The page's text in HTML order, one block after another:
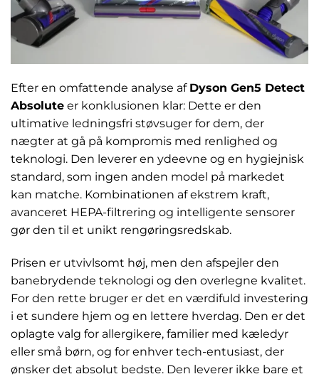
Efter en omfattende analyse af Dyson Gen5 Detect
Absolute er konklusionen klar: Dette er den
ultimative ledningsfri støvsuger for dem, der
nægter at gå på kompromis med renlighed og
teknologi. Den leverer en ydeevne og en hygiejnisk
standard, som ingen anden model på markedet
kan matche. Kombinationen af ekstrem kraft,
avanceret HEPA-filtrering og intelligente sensorer
gør den til et unikt rengøringsredskab.
Prisen er utvivlsomt høj, men den afspejler den
banebrydende teknologi og den overlegne kvalitet.
For den rette bruger er det en værdifuld investering
i et sundere hjem og en lettere hverdag. Den er det
oplagte valg for allergikere, familier med kæledyr
eller små børn, og for enhver tech-entusiast, der
ønsker det absolut bedste. Den leverer ikke bare et